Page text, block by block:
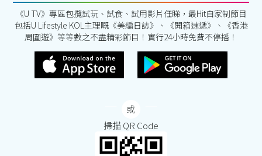
《U TV》專區包攬試玩、試食、試用影片任睇，最Hit自家制節目
包括U Lifestyle KOL主理嘅《美編日誌》、《開箱速遞》、《香港
周圍遊》等等數之不盡精彩節目！實行24小時免費不停播！
掃描 QR Code